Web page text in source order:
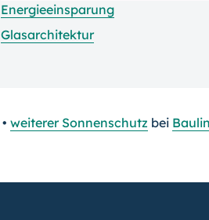
Energieeinsparung
Glasarchitektur
• weiterer Sonnenschutz bei